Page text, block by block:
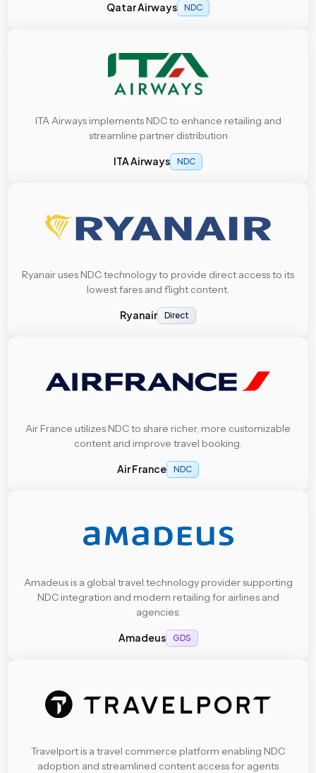
Qatar Airways NDC
ITA Airways implements NDC to enhance retailing and
streamline partner distribution
ITA Airways NDC
Ryanair uses NDC technology to provide direct access to its
lowest fares and flight content.
Ryanair Direct
Air France utilizes NDC to share richer, more customizable
content and improve travel booking.
Air France NDC
Amadeus is a global travel technology provider supporting
NDC integration and modern retailing for airlines and
agencies.
Amadeus GDS
Travelport is a travel commerce platform enabling NDC
adoption and streamlined content access for agents